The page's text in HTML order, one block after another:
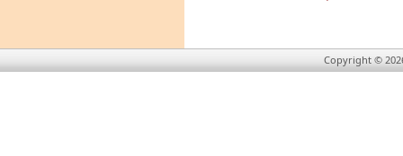
Copyright ©